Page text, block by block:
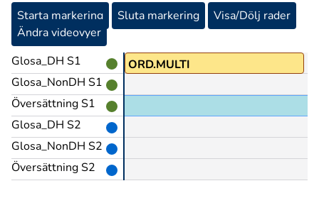
Starta markering Sluta markering
Visa/Dölj rader
Ändra videovyer
Glosa_DH S1
Glosa_NonDH S1
Översättning S1
Glosa_DH S2
Glosa_NonDH S2
Översättning S2
KORTVARIG(J) ORD.MULTI